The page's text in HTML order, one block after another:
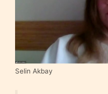
Selin Akbay